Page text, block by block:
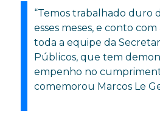
“Temos trabalhado duro
esses meses, e conto
toda a equipe da
Públicos, que tem
empenho no
comemorou Marcos Le